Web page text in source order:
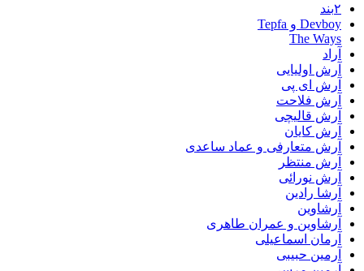
۲بند
Devboy و Tepfa
The Ways
آراد
آرش اولیایی
آرش ای پی
آرش فلاحت
آرش قالیچی
آرش کایان
آرش متعارفی و عماد ساعدی
آرش منتظر
آرش نورائی
آرشا رادین
آرشاوین
آرشاوین و عمران طاهری
آرمان اسماعیلی
آرمین حبیبی